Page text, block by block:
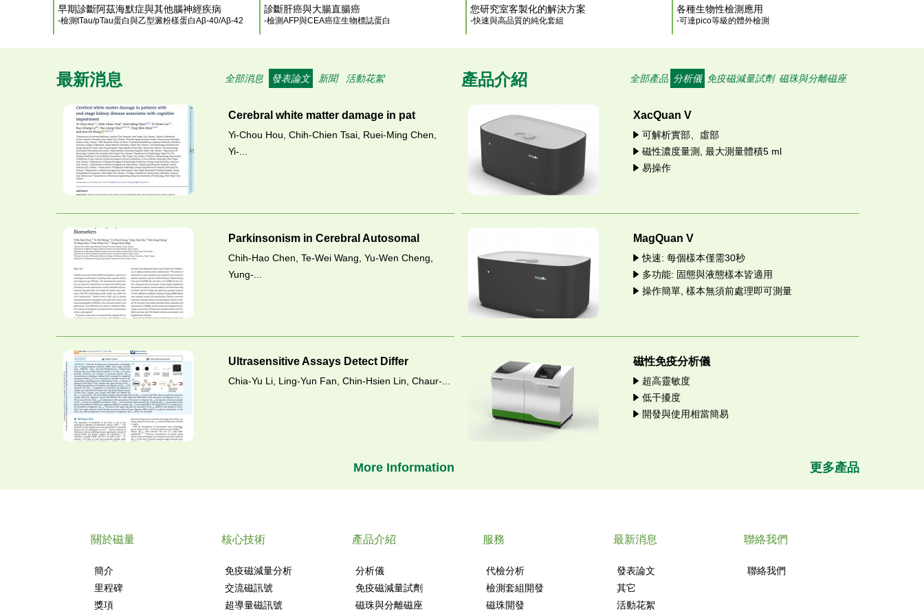
早期診斷阿茲海默症與其他腦神經疾病
-檢測tTau/pTau蛋白與乙型澱粉樣蛋白Aβ-40/Aβ-42
診斷肝癌與大腸直腸癌
-檢測AFP與CEA癌症生物標誌蛋白
您研究室客製化的解決方案
-快速與高品質的純化套組
各種生物性檢測應用
-可達pico等級的體外檢測
最新消息 全部消息 發表論文 新聞 活動花絮
Cerebral white matter damage in pat
Yi-Chou Hou, Chih-Chien Tsai, Ruei-Ming Chen,
Yi-...
Parkinsonism in Cerebral Autosomal
Chih-Hao Chen, Te-Wei Wang, Yu-Wen Cheng,
Yung-...
Ultrasensitive Assays Detect Differ
Chia-Yu Li, Ling-Yun Fan, Chin-Hsien Lin, Chaur-...
More Information
產品介紹 全部產品 分析儀 免疫磁減量試劑 磁珠與分離磁座
XacQuan V
可解析實部、虛部
磁性濃度量測, 最大測量體積5 ml
易操作
MagQuan V
快速: 每個樣本僅需30秒
多功能: 固態與液態樣本皆適用
操作簡單, 樣本無須前處理即可測量
磁性免疫分析儀
超高靈敏度
低干擾度
開發與使用相當簡易
更多產品
關於磁量
簡介
里程碑
獎項
核心技術
免疫磁減量分析
交流磁訊號
超導量磁訊號
產品介紹
分析儀
免疫磁減量試劑
磁珠與分離磁座
服務
代檢分析
檢測套組開發
磁珠開發
最新消息
發表論文
其它
活動花絮
聯絡我們
聯絡我們